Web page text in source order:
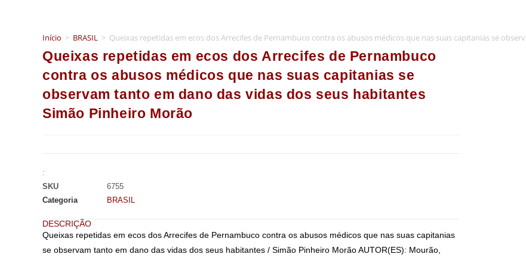
Início > BRASIL > Queixas repetidas em ecos dos Arrecifes de Pernambuco contra os abusos médicos que nas suas capitanias se
Queixas repetidas em ecos dos Arrecifes de Pernambuco
contra os abusos médicos que nas suas capitanias se
observam tanto em dano das vidas dos seus habitantes
Simão Pinheiro Morão
:
SKU
6755
Categoria
BRASIL
DESCRIÇÃO
Queixas repetidas em ecos dos Arrecifes de Pernambuco contra os abusos médicos que nas suas capitanias
se observam tanto em dano das vidas dos seus habitantes / Simão Pinheiro Morão AUTOR(ES): Mourão,